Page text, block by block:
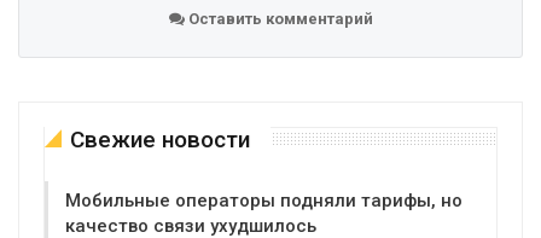
Оставить комментарий
Свежие новости
Мобильные операторы подняли тарифы, но
качество связи ухудшилось